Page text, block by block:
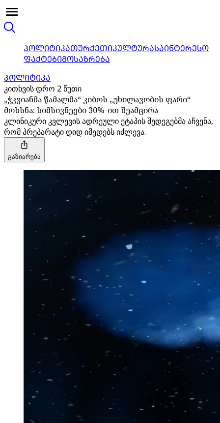
ᲞᲝᲚᲘᲢᲘᲙᲐᲗᲣᲠᲥᲔᲗᲘᲙᲣᲚᲢᲣᲠᲐᲡᲐᲘᲜᲢᲔᲠᲔᲡᲝ
ᲤᲐᲥᲢᲔᲑᲘᲛᲝᲡᲐᲖᲠᲔᲑᲐ
ᲞᲝᲚᲘᲢᲘᲙᲐ
კითხვის დრო 2 წუთი
„ჭკვიანმა წამალმა“ კიბოს „უხილავობის ფარი“
მოხსნა: სიმსივნეები 30%-ით შეამცირა
კლინიკური კვლევის ადრეული ეტაპის შედეგებმა აჩვენა,
რომ პრეპარატი დიდ იმედებს იძლევა.
გაზიარება